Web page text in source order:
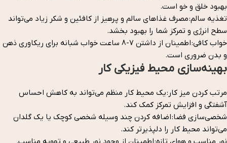
بهبود خلق و خو است.
تغذیه سالم: مصرف غذاهای سالم و پرهیز از کافئین و شکر زیاد می‌تواند
سطح انرژی و تمرکز شما را بهبود بخشد.
خواب کافی: اطمینان از داشتن 7-8 ساعت خواب شبانه برای ریکاوری ذهن
و بدن ضروری است.
بهینه‌سازی محیط فیزیکی کار
مرتب کردن میز کار: یک محیط کار منظم می‌تواند به کاهش احساس
آشفتگی و افزایش تمرکز کمک کند.
شخصی‌سازی فضا: اضافه کردن چند وسیله شخصی کوچک یا یک گلدان
می‌تواند محیط کار را دلپذیرتر کند.